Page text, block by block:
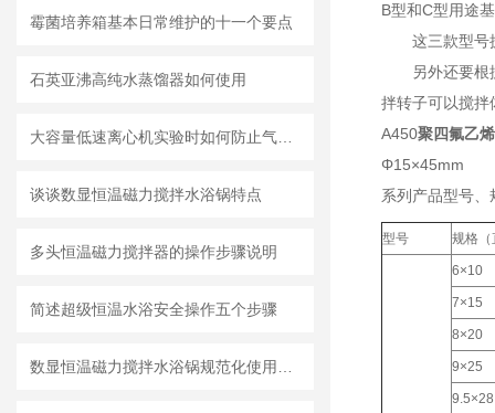
霉菌培养箱基本日常维护的十一个要点
石英亚沸高纯水蒸馏器如何使用
谈谈数显恒温磁力搅拌水浴锅特点
多头恒温磁力搅拌器的操作步骤说明
简述超级恒温水浴安全操作五个步骤
B型和C型用途
这三款型号
另外还要
拌转子可以搅拌
A450聚四氟乙烯
Φ15×45mm
系列产品型号、
型号 规格（
6×10
7×15
8×20
9×25
9.5×28